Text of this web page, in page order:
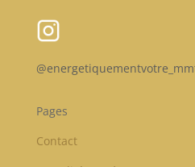
Pages
Contact